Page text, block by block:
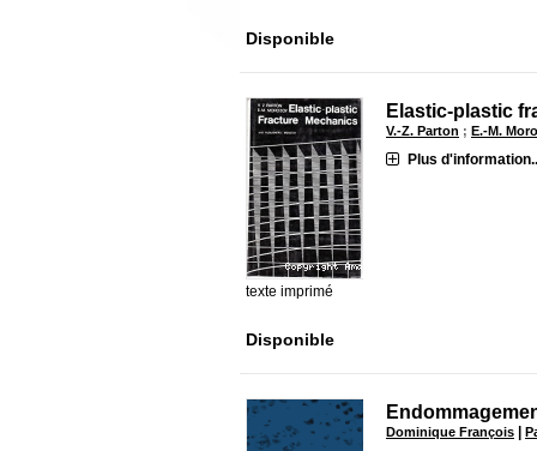
Disponible
texte imprimé
Elastic-plastic
V.-Z. Parton ;E.-M.
Plus
Disponible
Dominique François |